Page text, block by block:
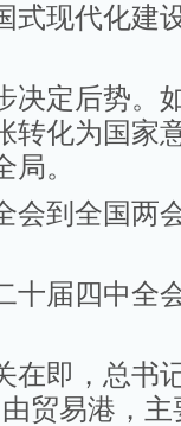
式现代化建
定后势。
转化为国家
。
到全国两
届四中全
即，总书
贸易港，